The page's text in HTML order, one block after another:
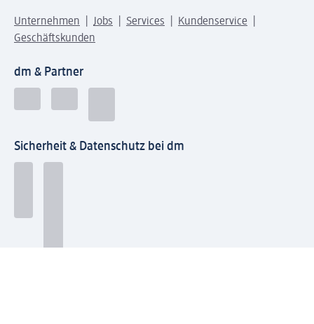
Unternehmen Jobs Services
Kundenservice
Geschäftskunden
dm & Partner
Sicherheit & Datenschutz bei dm